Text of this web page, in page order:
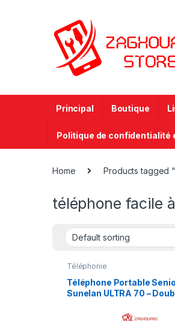
Principal Boutique
Politique de confidentialité
Home Products tagged
téléphone facile
Téléphonie
Téléphone Portable
Sunelan ULTRA 70 –
Lampe Torche, Power